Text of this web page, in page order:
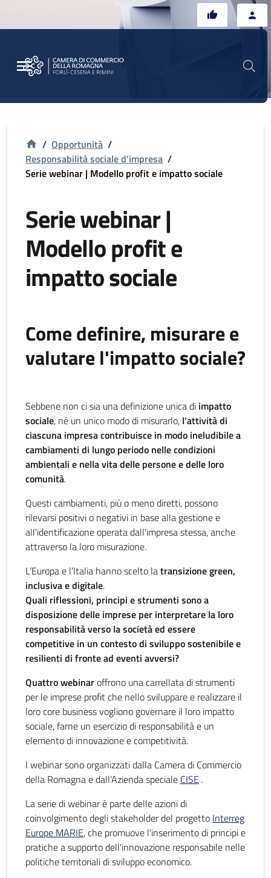
/ Opportunità /
Responsabilità sociale d'impresa /
Serie webinar | Modello profit e impatto sociale
Serie webinar |
Modello profit e
impatto sociale
Come definire, misurare e
valutare l'impatto sociale?
Sebbene non ci sia una definizione unica di impatto
sociale, né un unico modo di misurarlo, l’attività di
ciascuna impresa contribuisce in modo ineludibile a
cambiamenti di lungo periodo nelle condizioni
ambientali e nella vita delle persone e delle loro
comunità.
Questi cambiamenti, più o meno diretti, possono
rilevarsi positivi o negativi in base alla gestione e
all'identificazione operata dall'impresa stessa, anche
attraverso la loro misurazione.
L’Europa e l’Italia hanno scelto latransizione green,
inclusiva e digitale.
Quali riflessioni, principi e strumenti sono a
disposizione delle imprese per interpretare la loro
responsabilità verso la società ed essere
competitive in un contesto di sviluppo sostenibile e
resilienti di fronte ad eventi avversi?
Quattro webinaroffrono una carrellata di strumenti
per le imprese profit che nello sviluppare e realizzare il
loro core business vogliono governare il loro impatto
sociale, farne un esercizio di responsabilità e un
elemento di innovazione e competitività.
I webinar sono organizzati dalla Camera di Commercio
della Romagna e dall’Azienda speciale CISE .
La serie di webinar è parte delle azioni di
coinvolgimento degli stakeholder del progetto Interreg
Europe MARIE, che promuove l'inserimento di principi e
pratiche a supporto dell'innovazione responsabile nelle
politiche territoriali di sviluppo economico.